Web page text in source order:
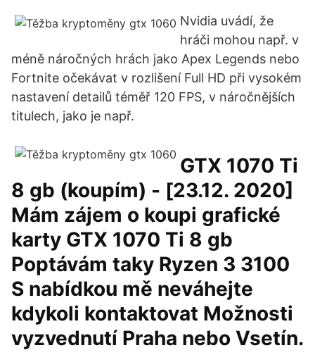
Nvidia uvádí, že
hráči mohou např. v
méně náročných hrách jako Apex Legends nebo
Fortnite očekávat v rozlišení Full HD při vysokém
nastavení detailů téměř 120 FPS, v náročnějších
titulech, jako je např.
GTX 1070 Ti
8 gb (koupím) - [23.12. 2020]
Mám zájem o koupi grafické
karty GTX 1070 Ti 8 gb
Poptávám taky Ryzen 3 3100
S nabídkou mě neváhejte
kdykoli kontaktovat Možnosti
vyzvednutí Praha nebo Vsetín.